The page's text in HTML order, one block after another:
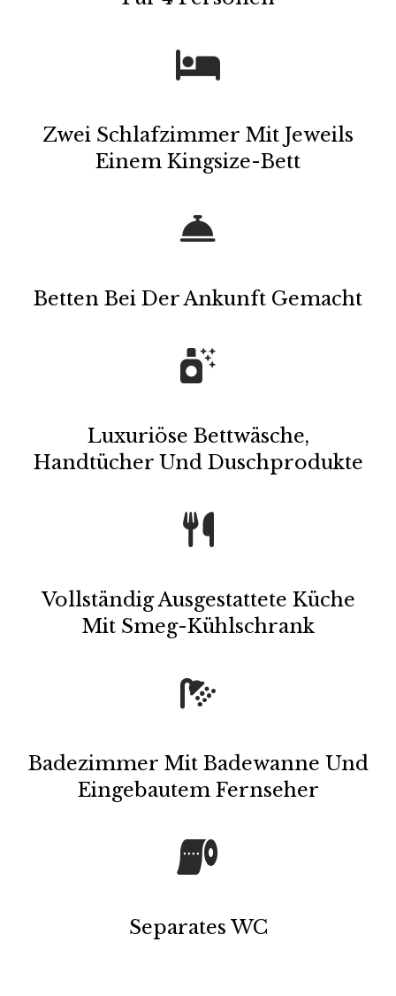
Zwei Schlafzimmer Mit Jeweils
Einem Kingsize-Bett
Betten Bei Der Ankunft Gemacht
Luxuriöse Bettwäsche,
Handtücher Und Duschprodukte
Vollständig Ausgestattete Küche
Mit Smeg-Kühlschrank
Badezimmer Mit Badewanne Und
Eingebautem Fernseher
Separates WC